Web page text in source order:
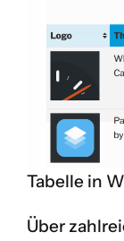
Tabelle in
Über